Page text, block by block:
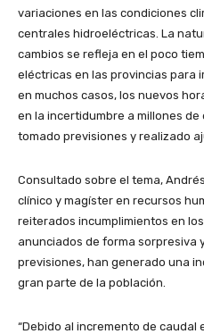
variaciones en las condiciones
centrales hidroeléctricas. La
cambios se refleja en el poco
eléctricas en las provincias para
en muchos casos, los nuevos
en la incertidumbre a millones
tomado previsiones y realizado
Consultado sobre el tema,
clínico y magíster en recursos
reiterados incumplimientos en
anunciados de forma sorpresiva
previsiones, han generado una
gran parte de la población.
“Debido al incremento de caudal